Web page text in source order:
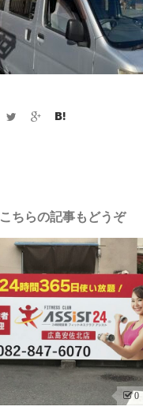
こちらの記事もどうぞ
0